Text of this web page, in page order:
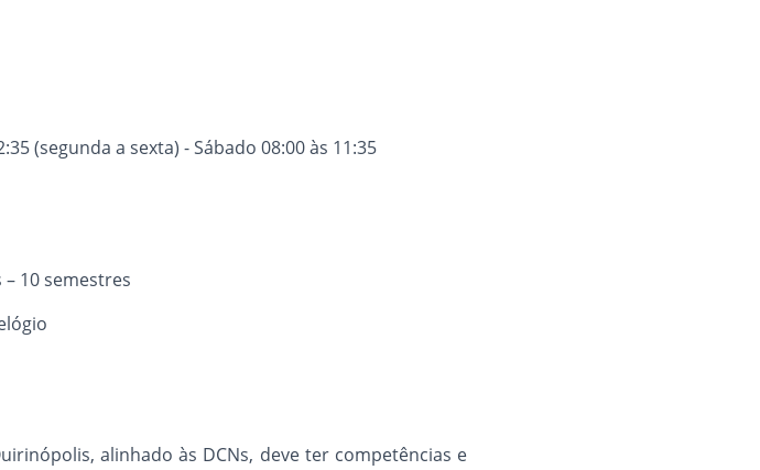
(segunda a sexta) - Sábado 08:00 às 11:35
– 10 semestres
alinhado às DCNs, deve ter competências e